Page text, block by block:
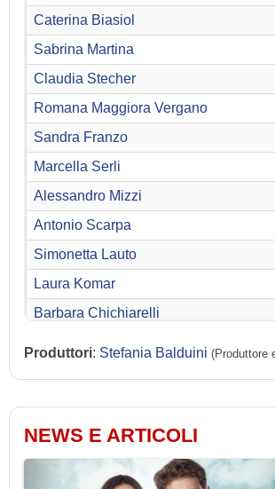
Caterina Biasiol
Sabrina Martina
Claudia Stecher
Romana Maggiora Vergano
Sandra Franzo
Marcella Serli
Alessandro Mizzi
Antonio Scarpa
Simonetta Lauto
Laura Komar
Barbara Chichiarelli
Silvia Degrandi
Stefano Alessandroni
Produttori: Stefania Balduini (Produttore
NEWS E ARTICOLI